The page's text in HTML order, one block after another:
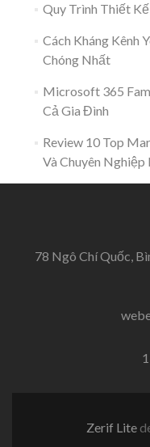
Quy Trình Thiết
Cách Kháng Kênh
Chóng Nhất
Microsoft 365
Cả Gia Đình
Review 10 Top
Và Chuyên Nghiệp
78 Ngô Chí Quốc,
Zerif Lite